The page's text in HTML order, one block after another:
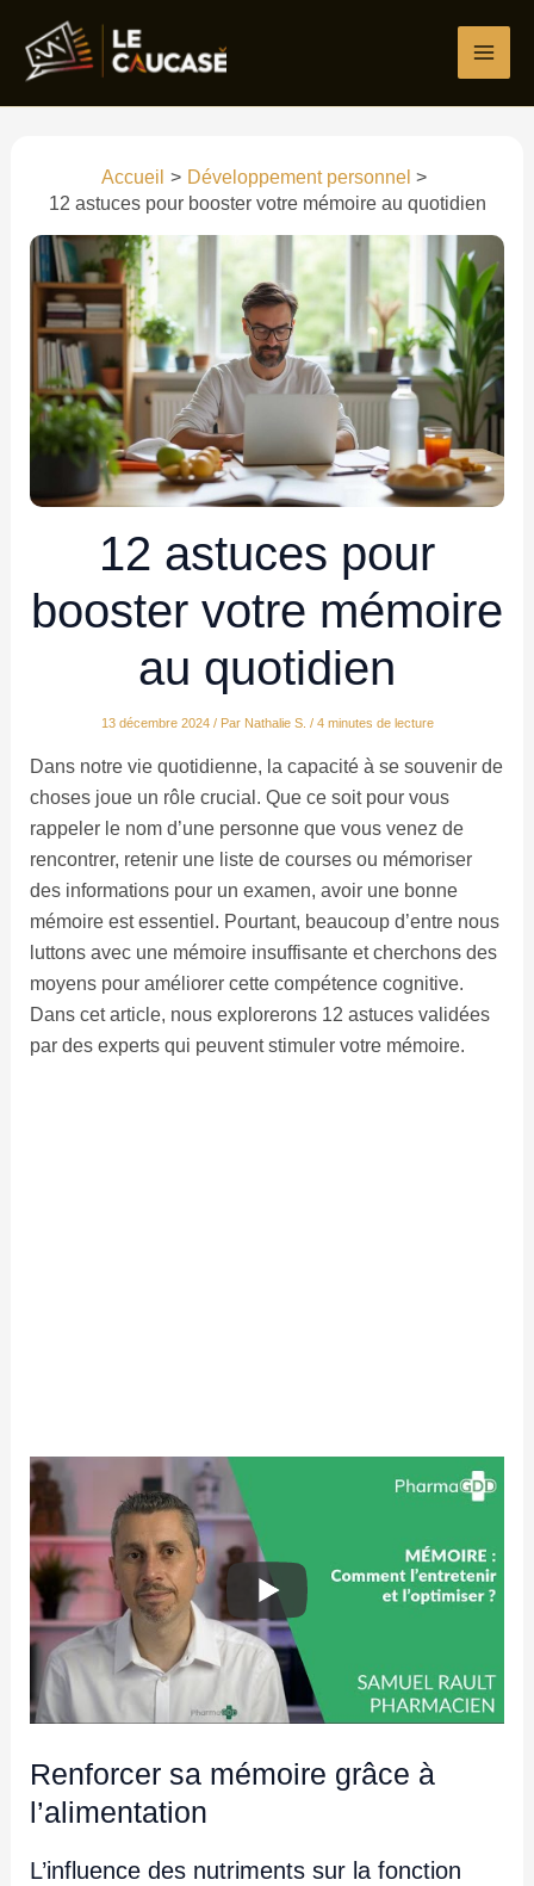
contenu
Accueil
Développement personnel
12 astuces pour booster votre mémoire au quotidien
12 astuces pour
booster votre mémoire
au quotidien
13 décembre 2024 / Par Nathalie S. / 4 minutes de lecture
Dans notre vie quotidienne, la capacité à se souvenir de
choses joue un rôle crucial. Que ce soit pour vous
rappeler le nom d’une personne que vous venez de
rencontrer, retenir une liste de courses ou mémoriser
des informations pour un examen, avoir une bonne
mémoire est essentiel. Pourtant, beaucoup d’entre nous
luttons avec une mémoire insuffisante et cherchons des
moyens pour améliorer cette compétence cognitive.
Dans cet article, nous explorerons 12 astuces validées
par des experts qui peuvent stimuler votre mémoire.
Renforcer sa mémoire grâce à
l’alimentation
L’influence des nutriments sur la fonction